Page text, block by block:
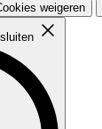
weigeren